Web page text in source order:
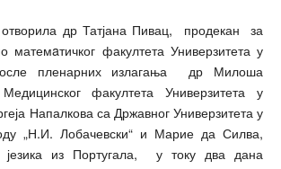
отворила др Татјана Пивац, продекан за
матемaтичког факултета Универзитета у
пленарних излагања др Милоша
факултета Универзитета у
Напалкова са Државног Универзитета у
„Н.И. Лобачевски“ и Марие да Силва,
језика из Португала, у току два дана